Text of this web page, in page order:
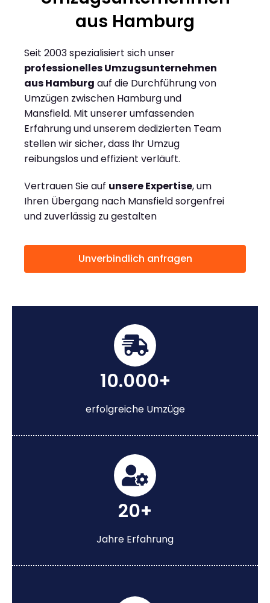
aus Hamburg
Seit 2003 spezialisiert sich unser
professionelles Umzugsunternehmen
aus Hamburg auf die Durchführung von
Umzügen zwischen Hamburg und
Mansfield. Mit unserer umfassenden
Erfahrung und unserem dedizierten Team
stellen wir sicher, dass Ihr Umzug
reibungslos und effizient verläuft.
Vertrauen Sie auf unsere Expertise, um
Ihren Übergang nach Mansfield sorgenfrei
und zuverlässig zu gestalten
Unverbindlich anfragen
10.000+
erfolgreiche Umzüge
20+
Jahre Erfahrung